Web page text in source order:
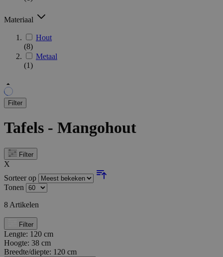
Materiaal
Hout
(8)
Metaal
(1)
Filter
Tafels - Mangohout
Filter
X
Sorteer op
Tonen
8 Artikelen
Filter
Lengte: 120 cm
Hoogte: 38 cm
Breedte/diepte: 120 cm